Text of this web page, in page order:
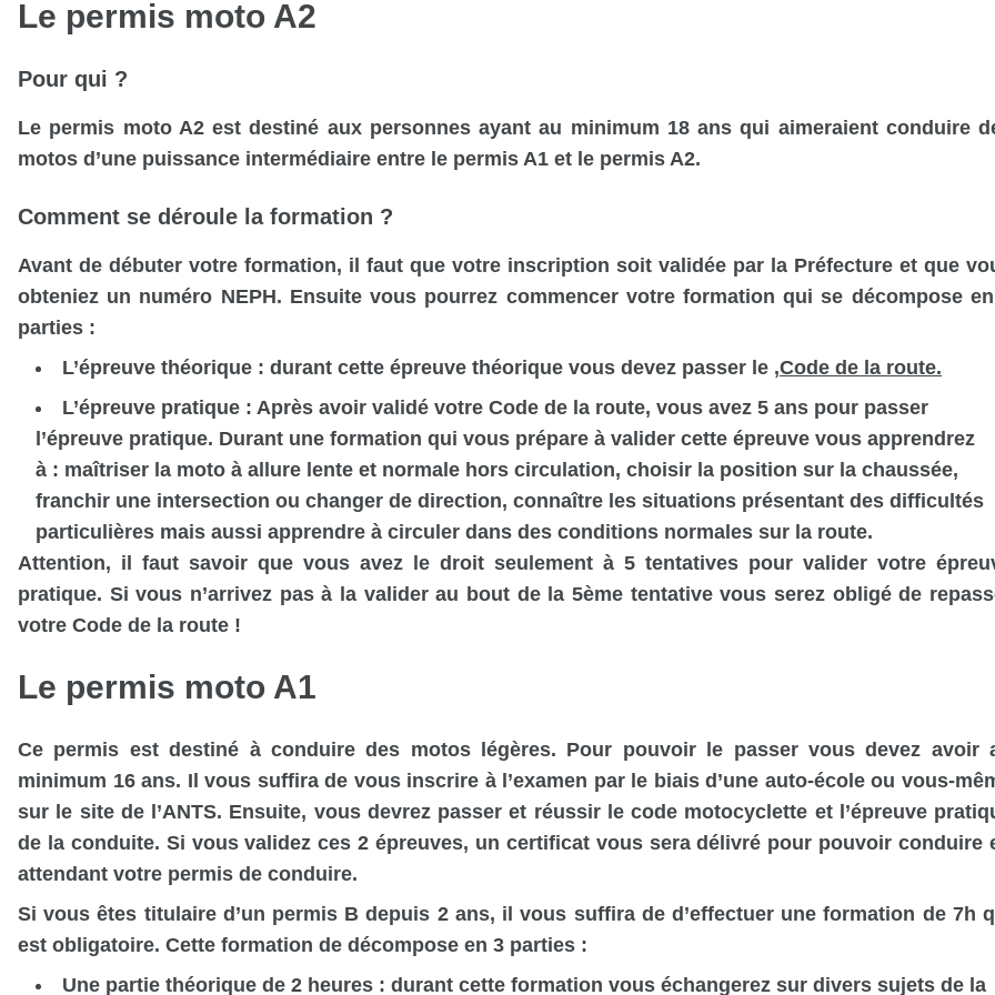
Le permis moto A2
Pour qui ?
Le permis moto A2 est destiné aux personnes ayant au minimum 18 ans qui aimeraient conduire
motos d’une puissance intermédiaire entre le permis A1 et le permis A2.
Comment se déroule la formation ?
Avant de débuter votre formation, il faut que votre inscription soit validée par la Préfecture et que
obteniez un numéro NEPH. Ensuite vous pourrez commencer votre formation qui se décompose
parties :
L’épreuve théorique : durant cette épreuve théorique vous devez passer le ,Code de la route.
L’épreuve pratique : Après avoir validé votre Code de la route, vous avez 5 ans pour passer
l’épreuve pratique. Durant une formation qui vous prépare à valider cette épreuve vous apprendrez
à : maîtriser la moto à allure lente et normale hors circulation, choisir la position sur la chaussée,
franchir une intersection ou changer de direction, connaître les situations présentant des difficultés
particulières mais aussi apprendre à circuler dans des conditions normales sur la route.
Attention, il faut savoir que vous avez le droit seulement à 5 tentatives pour valider votre
pratique. Si vous n’arrivez pas à la valider au bout de la 5ème tentative vous serez obligé de
votre Code de la route !
Le permis moto A1
Ce permis est destiné à conduire des motos légères. Pour pouvoir le passer vous devez avoir
minimum 16 ans. Il vous suffira de vous inscrire à l’examen par le biais d’une auto-école ou vous-
sur le site de l’ANTS. Ensuite, vous devrez passer et réussir le code motocyclette et l’épreuve
de la conduite. Si vous validez ces 2 épreuves, un certificat vous sera délivré pour pouvoir conduire
attendant votre permis de conduire.
Si vous êtes titulaire d’un permis B depuis 2 ans, il vous suffira de d’effectuer une formation de 7h
est obligatoire. Cette formation de décompose en 3 parties :
Une partie théorique de 2 heures : durant cette formation vous échangerez sur divers sujets de la